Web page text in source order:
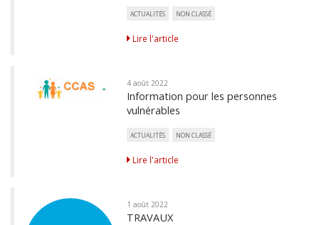
ACTUALITÉS NON CLASSÉ
Lire l'article
4 août 2022
Information pour les personnes
vulnérables
ACTUALITÉS NON CLASSÉ
Lire l'article
1 août 2022
TRAVAUX